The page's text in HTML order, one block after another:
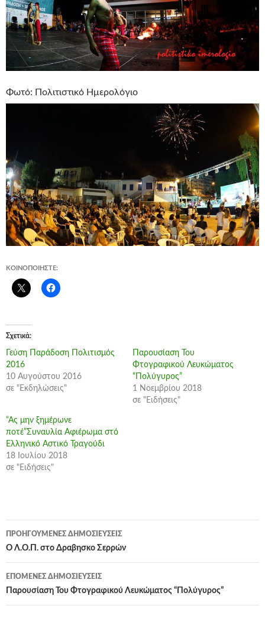
Φωτό: Πολιτιστικό Ημερολόγιο
ΚΟΙΝΟΠΟΙΉΣΤΕ:
Σχετικά
Γεύση Παράδοση Πολιτισμός
2016
10 Αυγούστου 2016
σε "Εκδηλώσεις"
Παρουσίαση Του
Φτογραφικού Λευκώματος
“Πολύγυρος”
1 Νοεμβρίου 2018
σε "Ειδήσεις"
“Ας μην ξημέρωνε
ποτέ”Συναυλία Αφιέρωμα στό
Ελληνικό Αστικό Τραγούδι
18 Ιουλίου 2018
σε "Ειδήσεις"
Πλοήγηση
άρθρων
ΠΡΟΗΓΟΎΜΕΝΕΣ ΔΗΜΟΣΙΕΎΣΕΙΣ
Ο Λ.Ο.Π. στο Δραβησκο Σερρών
ΕΠΌΜΕΝΕΣ ΔΗΜΟΣΙΕΎΣΕΙΣ
Παρουσίαση Του Φτογραφικού Λευκώματος “Πολύγυρος”